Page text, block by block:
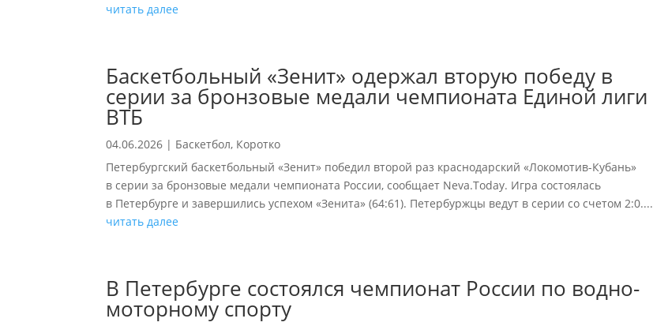
читать далее
Баскетбольный «Зенит» одержал вторую победу в
серии за бронзовые медали чемпионата Единой лиги
ВТБ
04.06.2026 | Баскетбол, Коротко
Петербургский баскетбольный «Зенит» победил второй раз краснодарский «Локомотив-Кубань»
в серии за бронзовые медали чемпионата России, сообщает Neva.Today. Игра состоялась
в Петербурге и завершились успехом «Зенита» (64:61). Петербуржцы ведут в серии со счетом 2:0....
читать далее
В Петербурге состоялся чемпионат России по водно-
моторному спорту